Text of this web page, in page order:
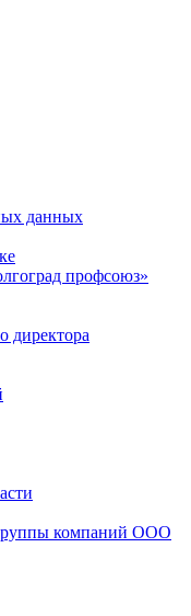
данных
профсоюз»
директора
компаний ООО